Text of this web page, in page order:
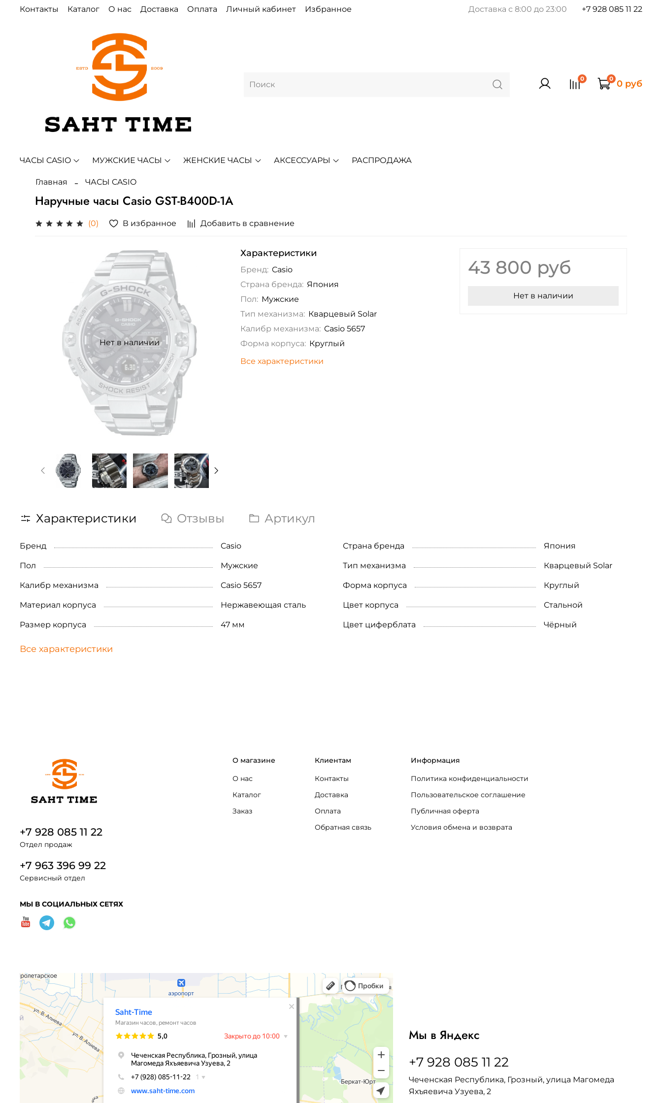
Контакты Каталог О нас Доставка Оплата Личный кабинет Избранное Доставка с 8:00 до 23:00 +7 928 085 11 22
0 0 0 руб
ЧАСЫ CASIO МУЖСКИЕ ЧАСЫ ЖЕНСКИЕ ЧАСЫ АКСЕССУАРЫ РАСПРОДАЖА
Главная ЧАСЫ CASIO
Наручные часы Casio GST-B400D-1A
(0) В избранное Добавить в сравнение
Нет в наличии
Характеристики
Бренд: Casio
Страна бренда: Япония
Пол: Мужские
Тип механизма: Кварцевый Solar
Калибр механизма: Casio 5657
Форма корпуса: Круглый
Все характеристики
43 800 руб
Нет в наличии
Характеристики Отзывы Артикул
Бренд Casio Страна бренда Япония
Пол Мужские Тип механизма Кварцевый Solar
Калибр механизма Casio 5657 Форма корпуса Круглый
Материал корпуса Нержавеющая сталь Цвет корпуса Стальной
Размер корпуса 47 мм Цвет циферблата Чёрный
Все характеристики
О магазине
О нас
Каталог
Заказ
Клиентам
Контакты
Доставка
Оплата
Обратная связь
Информация
Политика конфиденциальности
Пользовательское соглашение
Публичная оферта
Условия обмена и возврата
+7 928 085 11 22
Отдел продаж
+7 963 396 99 22
Сервисный отдел
МЫ В СОЦИАЛЬНЫХ СЕТЯХ
Мы в Яндекс
+7 928 085 11 22
Чеченская Республика, Грозный, улица Магомеда
Яхъяевича Узуева, 2